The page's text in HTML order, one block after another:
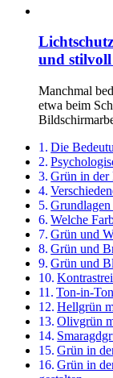
und stilvoll
Manchmal
etwa beim
Die
Grün in
Welche
Grün und
Grün und
Grün und
Ton-in-
Hellgrün
Olivgrün
Grün in
Grün in